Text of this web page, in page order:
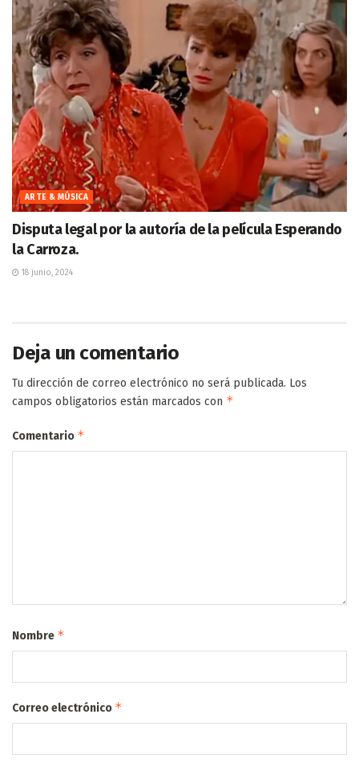
ARTE & MÚSICA
Disputa legal por la autoría de la película Esperando
la Carroza.
18 junio, 2024
Deja un comentario
Tu dirección de correo electrónico no será publicada. Los
campos obligatorios están marcados con *
Comentario *
Nombre *
Correo electrónico *